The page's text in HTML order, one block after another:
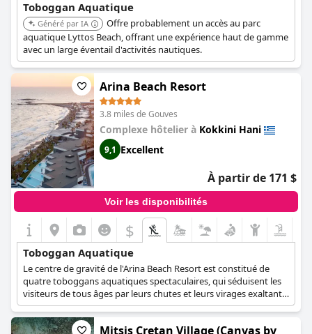
Toboggan Aquatique
Généré par IA
Offre probablement un accès au parc
aquatique Lyttos Beach, offrant une expérience haut de gamme
avec un large éventail d'activités nautiques.
Arina Beach Resort
3.8 miles de Gouves
Complexe hôtelier à Kokkini Hani
9,1 Excellent
À partir de 171 $
Voir les disponibilités
$
Toboggan Aquatique
Le centre de gravité de l'Arina Beach Resort est constitué de
quatre toboggans aquatiques spectaculaires, qui séduisent les
visiteurs de tous âges par leurs chutes et leurs virages exaltants.
Chaque toboggan offre une aventure unique, plongeant les
visiteurs dans les eaux bleues et fraîches de la piscine en
contrebas. Les trois toboggans verts à grande vitesse, conçus
Mitsis Cretan Village (Canvas by